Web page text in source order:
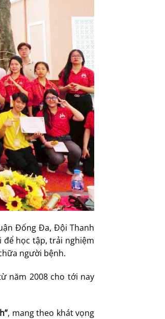
Đống Đa, Đội Thanh
để học tập, trải nghiệm
người bệnh.
năm 2008 cho tới nay
, mang theo khát vọng